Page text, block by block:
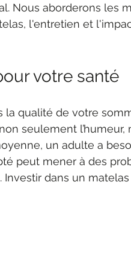
Nous aborderons les
l'entretien et
votre santé
la qualité de votre
seulement l’humeur,
un adulte a
peut mener à des
Investir dans un